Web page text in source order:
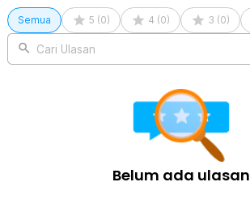
Semua 5 (0) 4 (0) 3 (0)
Cari Ulasan
Belum ada ulasan